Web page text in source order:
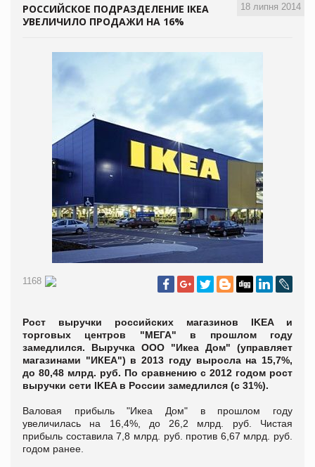
18 липня 2014
РОССИЙСКОЕ ПОДРАЗДЕЛЕНИЕ IKEA
УВЕЛИЧИЛО ПРОДАЖИ НА 16%
1168
Рост выручки российских магазинов IKEA и
торговых центров "МЕГА" в прошлом году
замедлился. Выручка ООО "Икеа Дом" (управляет
магазинами "ИКЕА") в 2013 году выросла на 15,7%,
до 80,48 млрд. руб. По сравнению с 2012 годом рост
выручки сети IKEA в России замедлился (с 31%).
Валовая прибыль "Икеа Дом" в прошлом году
увеличилась на 16,4%, до 26,2 млрд. руб. Чистая
прибыль составила 7,8 млрд. руб. против 6,67 млрд. руб.
годом ранее.